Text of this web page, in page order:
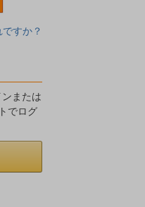
すか？
または
でログ